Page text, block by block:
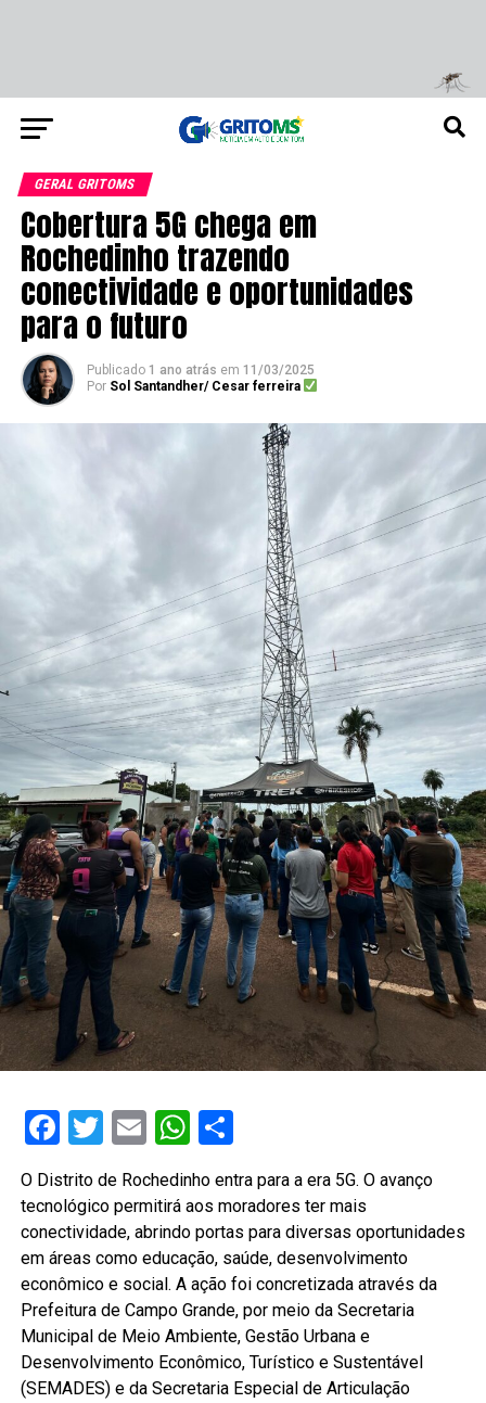
GERAL GRITOMS
Cobertura 5G chega em
Rochedinho trazendo
conectividade e oportunidades
para o futuro
Publicado 1 ano atrás em 11/03/2025
Por Sol Santandher/ Cesar ferreira
Facebook
Twitter
EmailWhatsApp
Share
O Distrito de Rochedinho entra para a era 5G. O avanço
tecnológico permitirá aos moradores ter mais
conectividade, abrindo portas para diversas oportunidades
em áreas como educação, saúde, desenvolvimento
econômico e social. A ação foi concretizada através da
Prefeitura de Campo Grande, por meio da Secretaria
Municipal de Meio Ambiente, Gestão Urbana e
Desenvolvimento Econômico, Turístico e Sustentável
(SEMADES) e da Secretaria Especial de Articulação